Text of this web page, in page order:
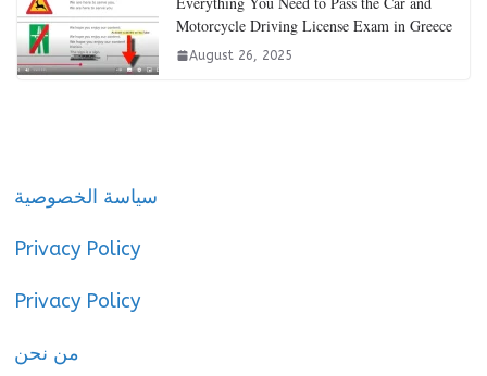
Motorcycle Driving License Exam in Greece
August 26, 2025
سياسة الخصوصية
Privacy Policy
Privacy Policy
من نحن